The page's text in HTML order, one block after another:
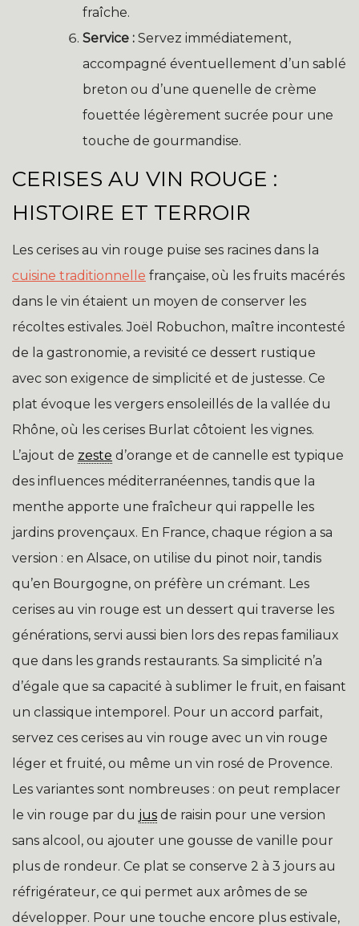
fraîche.
Service : Servez immédiatement,
accompagné éventuellement d’un sablé
breton ou d’une quenelle de crème
fouettée légèrement sucrée pour une
touche de gourmandise.
CERISES AU VIN ROUGE :
HISTOIRE ET TERROIR
Les cerises au vin rouge puise ses racines dans la
cuisine traditionnelle française, où les fruits macérés
dans le vin étaient un moyen de conserver les
récoltes estivales. Joël Robuchon, maître incontesté
de la gastronomie, a revisité ce dessert rustique
avec son exigence de simplicité et de justesse. Ce
plat évoque les vergers ensoleillés de la vallée du
Rhône, où les cerises Burlat côtoient les vignes.
L’ajout de zeste d’orange et de cannelle est typique
des influences méditerranéennes, tandis que la
menthe apporte une fraîcheur qui rappelle les
jardins provençaux. En France, chaque région a sa
version : en Alsace, on utilise du pinot noir, tandis
qu’en Bourgogne, on préfère un crémant. Les
cerises au vin rouge est un dessert qui traverse les
générations, servi aussi bien lors des repas familiaux
que dans les grands restaurants. Sa simplicité n’a
d’égale que sa capacité à sublimer le fruit, en faisant
un classique intemporel. Pour un accord parfait,
servez ces cerises au vin rouge avec un vin rouge
léger et fruité, ou même un vin rosé de Provence.
Les variantes sont nombreuses : on peut remplacer
le vin rouge par du jus de raisin pour une version
sans alcool, ou ajouter une gousse de vanille pour
plus de rondeur. Ce plat se conserve 2 à 3 jours au
réfrigérateur, ce qui permet aux arômes de se
développer. Pour une touche encore plus estivale,